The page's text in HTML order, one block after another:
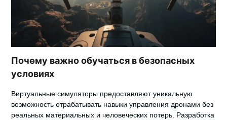
Почему важно обучаться в безопасных
условиях
Виртуальные симуляторы предоставляют уникальную
возможность отрабатывать навыки управления дронами без
реальных материальных и человеческих потерь. Разработка